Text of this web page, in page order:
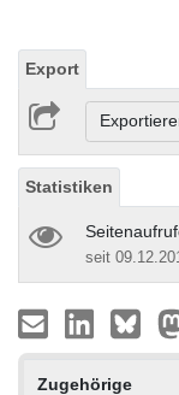
Export
Statistiken
seit
Zugehörige